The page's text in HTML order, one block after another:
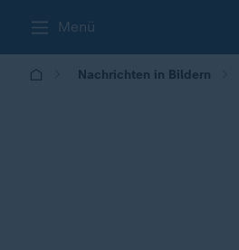
Menü
Nachrichten in Bildern